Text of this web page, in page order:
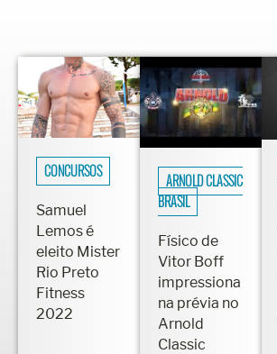
CONCURSOS
Samuel
Lemos é
eleito Mister
Rio Preto
Fitness
2022
ARNOLD CLASSIC
BRASIL
Físico de
Vitor Boff
impressiona
na prévia no
Arnold
Classic